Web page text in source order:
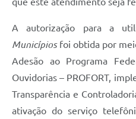
A autorização para a
Municípiosfoi obtida por
Adesão ao Programa
Ouvidorias – PROFORT,
Transparência e
ativação do serviço